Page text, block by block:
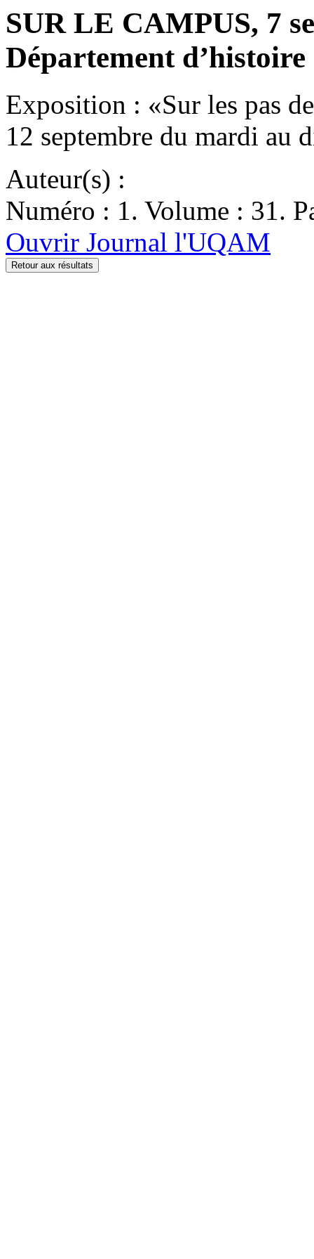
SUR LE CAMPUS, 7
Département d’histoire
Exposition : «Sur les pas
12 septembre du mardi au
Auteur(s) :
Numéro : 1. Volume : 31.
Ouvrir Journal l'UQAM
Retour aux résultats